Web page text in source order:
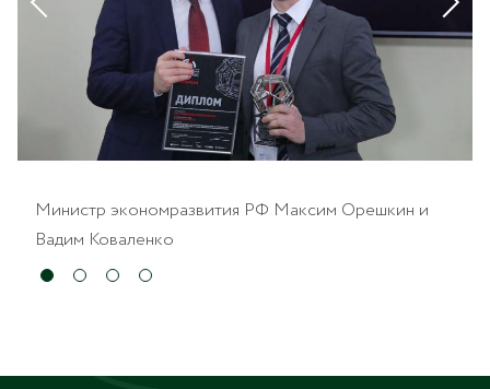
Министр экономразвития РФ Максим Орешкин и
Вадим Коваленко